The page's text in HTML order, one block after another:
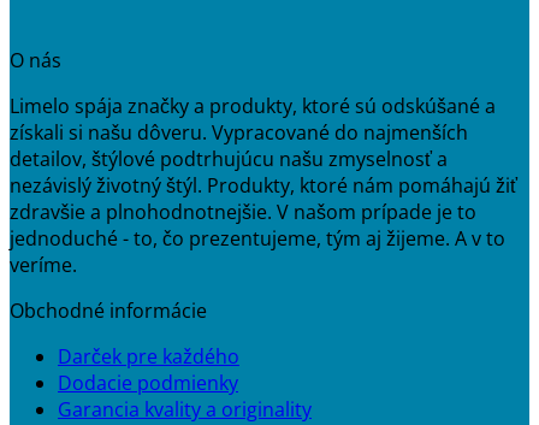
O nás
Limelo spája značky a produkty, ktoré sú odskúšané a
získali si našu dôveru. Vypracované do najmenších
detailov, štýlové podtrhujúcu našu zmyselnosť a
nezávislý životný štýl. Produkty, ktoré nám pomáhajú žiť
zdravšie a plnohodnotnejšie. V našom prípade je to
jednoduché - to, čo prezentujeme, tým aj žijeme. A v to
veríme.
Obchodné informácie
Darček pre každého
Dodacie podmienky
Garancia kvality a originality